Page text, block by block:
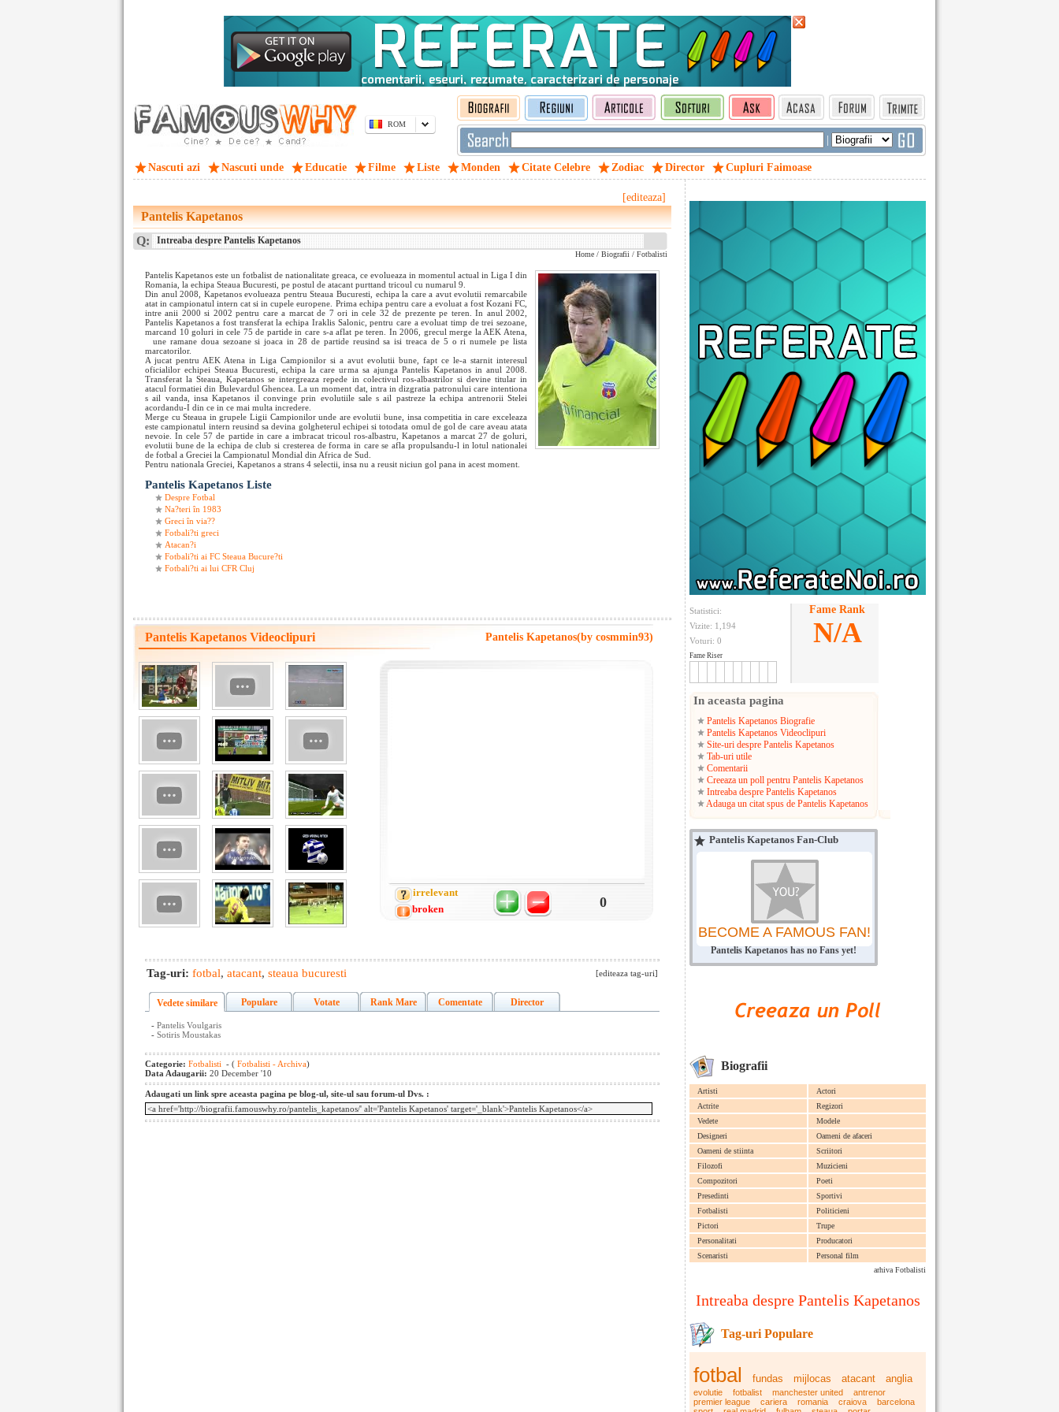
ROM
|
Nascuti azi Nascuti unde Educatie Filme Liste Monden Citate Celebre Zodiac Director Cupluri Faimoase
Statistici:
Vizite: 1,194
Voturi: 0
Fame Riser
Fame Rank
N/A
In aceasta pagina
Pantelis Kapetanos Biografie
Pantelis Kapetanos Videoclipuri
Site-uri despre Pantelis Kapetanos
Tab-uri utile
Comentarii
Creeaza un poll pentru Pantelis Kapetanos
Intreaba despre Pantelis Kapetanos
Adauga un citat spus de Pantelis Kapetanos
Pantelis Kapetanos Fan-Club
BECOME A FAMOUS FAN!
Pantelis Kapetanos has no Fans yet!
Biografii
Artisti
Actori
Actrite
Regizori
Vedete
Modele
Designeri
Oameni de afaceri
Oameni de stiinta
Scriitori
Filozofi
Muzicieni
Compozitori
Poeti
Presedinti
Sportivi
Fotbalisti
Politicieni
Pictori
Trupe
Personalitati
Producatori
Scenaristi
Personal film
arhiva Fotbalisti
Intreaba despre Pantelis Kapetanos
Tag-uri Populare
fotbal fundas mijlocas atacant anglia
evolutie fotbalist manchester united
antrenor
premier league
cariera romania craiova
barcelona
[editeaza]
Pantelis Kapetanos
Q: Intreaba despre Pantelis Kapetanos
Home / Biografii / Fotbalisti
Pantelis Kapetanos este un fotbalist de nationalitate greaca, ce evolueaza in momentul actual in Liga I din
Romania, la echipa Steaua Bucuresti, pe postul de atacant purttand tricoul cu numarul 9.
Din anul 2008, Kapetanos evolueaza pentru Steaua Bucuresti, echipa la care a avut evolutii remarcabile
atat in campionatul intern cat si in cupele europene. Prima echipa pentru care a evoluat a fost Kozani FC,
intre anii 2000 si 2002 pentru care a marcat de 7 ori in cele 32 de prezente pe teren. In anul 2002,
Pantelis Kapetanos a fost transferat la echipa Iraklis Salonic, pentru care a evoluat timp de trei sezoane,
marcand 10 goluri in cele 75 de partide in care s-a aflat pe teren. In 2006, grecul merge la AEK Atena,
une ramane doua sezoane si joaca in 28 de partide reusind sa isi treaca de 5 ori numele pe lista
marcatorilor.
A jucat pentru AEK Atena in Liga Campionilor si a avut evolutii bune, fapt ce le-a starnit interesul
oficialilor echipei Steaua Bucuresti, echipa la care urma sa ajunga Pantelis Kapetanos in anul 2008.
Transferat la Steaua, Kapetanos se intergreaza repede in colectivul ros-albastrilor si devine titular in
atacul formatiei din Bulevardul Ghencea. La un moment dat, intra in dizgratia patronului care intentiona
s ail vanda, insa Kapetanos il convinge prin evolutiile sale s ail pastreze la echipa antrenorii Stelei
acordandu-I din ce in ce mai multa incredere.
Merge cu Steaua in grupele Ligii Campionilor unde are evolutii bune, insa competitia in care exceleaza
este campionatul intern reusind sa devina golgheterul echipei si totodata omul de gol de care aveau atata
nevoie. In cele 57 de partide in care a imbracat tricoul ros-albastru, Kapetanos a marcat 27 de goluri,
evolutii bune de la echipa de club si cresterea de forma in care se afla propulsandu-l in lotul nationalei
de fotbal a Greciei la Campionatul Mondial din Africa de Sud.
Pentru nationala Greciei, Kapetanos a strans 4 selectii, insa nu a reusit niciun gol pana in acest moment.
Pantelis Kapetanos Liste
Despre Fotbal
Na?teri în 1983
Greci în via??
Fotbali?ti greci
Atacan?i
Fotbali?ti ai FC Steaua Bucure?ti
Fotbali?ti ai lui CFR Cluj
Pantelis Kapetanos Videoclipuri Pantelis Kapetanos(by cosmmin93)
irrelevant
0
broken
Tag-uri: fotbal, atacant, steaua bucuresti [editeaza tag-uri]
Vedete similare Populare Votate Rank Mare Comentate Director
- Pantelis Voulgaris
- Sotiris Moustakas
Categorie: Fotbalisti - ( Fotbalisti - Archiva)
Data Adaugarii: 20 December '10
Adaugati un link spre aceasta pagina pe blog-ul, site-ul sau forum-ul Dvs. :